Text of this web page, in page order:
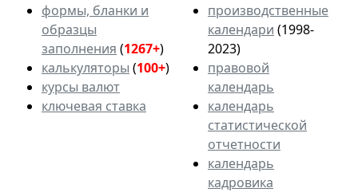
формы, бланки и
образцы
заполнения (1267+)
калькуляторы (100+)
курсы валют
ключевая ставка
производственные
календари (1998-
2023)
правовой
календарь
календарь
статистической
отчетности
календарь
кадровика